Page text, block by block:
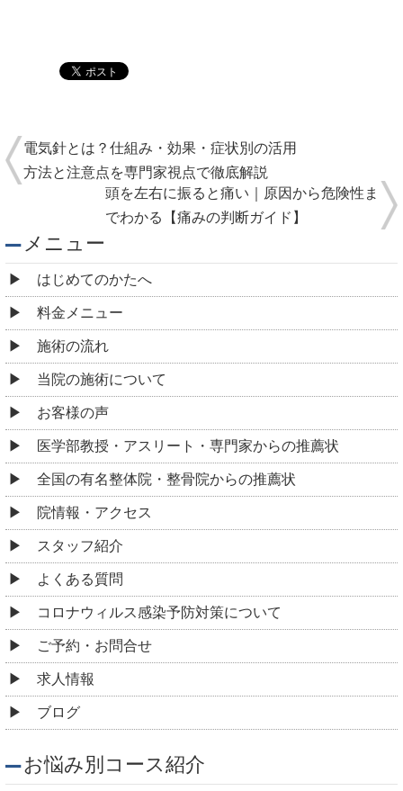
電気針とは？仕組み・効果・症状別の活用
方法と注意点を専門家視点で徹底解説
頭を左右に振ると痛い｜原因から危険性ま
でわかる【痛みの判断ガイド】
メニュー
はじめてのかたへ
料金メニュー
施術の流れ
当院の施術について
お客様の声
医学部教授・アスリート・専門家からの推薦状
全国の有名整体院・整骨院からの推薦状
院情報・アクセス
スタッフ紹介
よくある質問
コロナウィルス感染予防対策について
ご予約・お問合せ
求人情報
ブログ
お悩み別コース紹介